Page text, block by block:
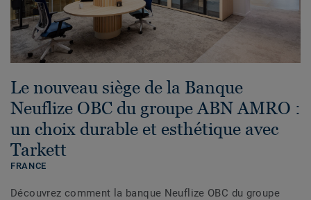
Le nouveau siège de la Banque
Neuflize OBC du groupe ABN AMRO :
un choix durable et esthétique avec
Tarkett
FRANCE
Découvrez comment la banque Neuflize OBC du groupe